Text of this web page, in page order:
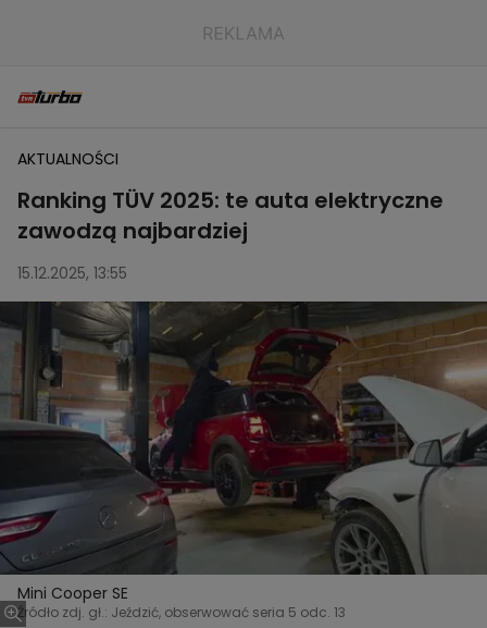
AKTUALNOŚCI
Ranking TÜV 2025: te auta elektryczne
zawodzą najbardziej
15.12.2025, 13:55
Mini Cooper SE
Źródło zdj. gł.: Jeździć, obserwować seria 5 odc. 13